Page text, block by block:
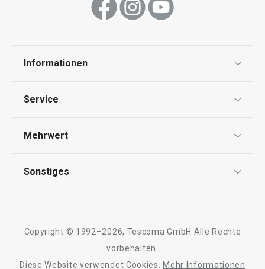
Informationen
Impressum
Service
Kontaktformular
Mehrwert
Qualität
Sonstiges
Copyright © 1992–2026, Tescoma GmbH Alle Rechte
vorbehalten.
Diese Website verwendet Cookies.
Mehr Informationen